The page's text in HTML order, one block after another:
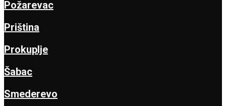
Požarevac
Priština
Prokuplje
Šabac
Smederevo